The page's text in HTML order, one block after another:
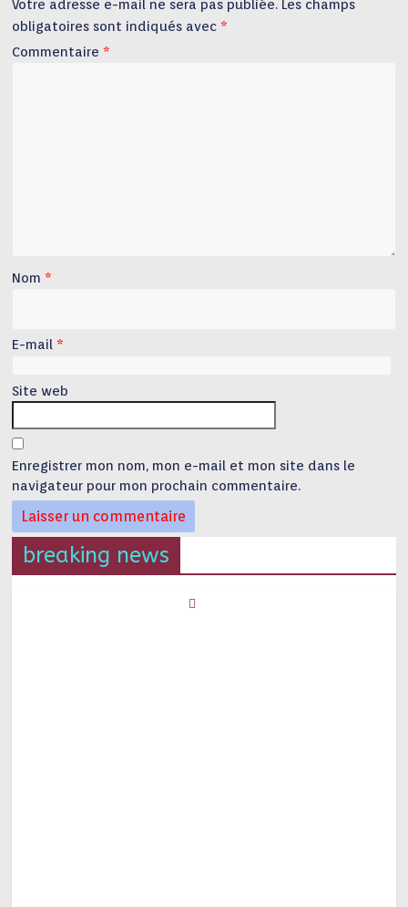
Votre adresse e-mail ne sera pas publiée. Les champs
obligatoires sont indiqués avec *
Commentaire *
Nom *
E-mail *
Site web
Enregistrer mon nom, mon e-mail et mon site dans le
navigateur pour mon prochain commentaire.
breaking news